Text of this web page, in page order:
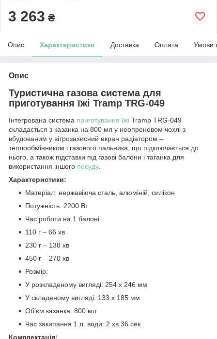
3 263 ₴
Опис Характеристики Доставка Оплата Умови
Опис
Туристична газова система для
приготування їжі Tramp TRG-049
Інтегрована система приготування їжі Tramp TRG-049
складається з казанка на 800 мл у неопреновом чохлі з
вбудованим у вітрозахисний екран радіатором –
теплообмінником і газового пальника, що підключається до
нього, а також підставки під газові балони і таганка для
використання іншого посуду.
Характеристики:
Матеріал: нержавіюча сталь, алюміній, силікон
Потужність: 2200 Вт
Час роботи на 1 балоні
110 г – 66 хв
230 г – 138 хв
450 г – 270 хв
Розмір:
У розкладеному вигляді: 254 x 246 мм
У складеному вигляді: 133 x 185 мм
Об'єм казанка: 800 мл
Час закипання 1 л. води: 2 хв 36 сек
Комплектація: